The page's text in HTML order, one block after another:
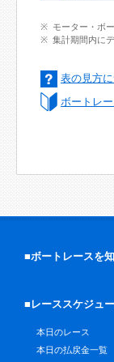
モーター・ボ
集計期間内に
表の見方
ボートレ
■ボートレースを
■レーススケジュ
本日のレース
本日の払戻金一覧